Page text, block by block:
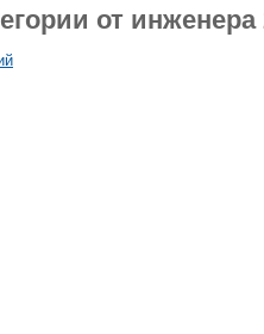
от инженера